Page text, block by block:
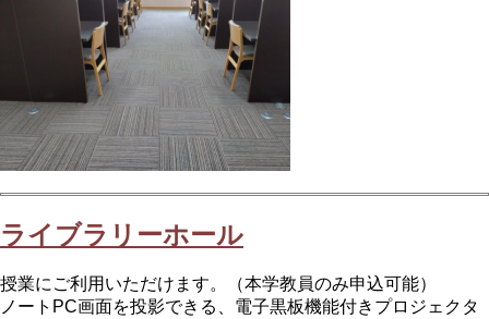
ライブラリーホール
授業にご利用いただけます。（本学教員のみ申込可能）
ノートPC画面を投影できる、電子黒板機能付きプロジェクタ